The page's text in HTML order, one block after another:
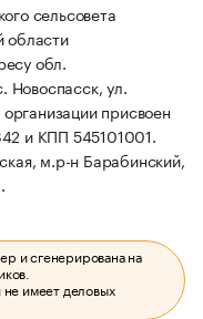
сельсовета
области
обл.
Новоспасск, ул.
присвоен
и КПП 545101001.
м.р-н Барабинский,
и сгенерирована на
не имеет деловых